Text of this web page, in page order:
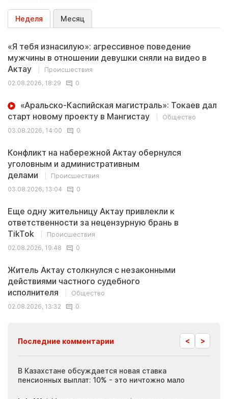
Неделя Месяц
«Я тебя изнасилую»: агрессивное поведение
мужчины в отношении девушки сняли на видео в
Актау
Происшествия
02.08.2026, 18:29
0
«Аральско-Каспийская магистраль»: Токаев дал
старт новому проекту в Мангистау
Общество
03.08.2026, 14:00
0
Конфликт на набережной Актау обернулся
уголовным и административным
делами
Происшествия
03.08.2026, 13:04
0
Еще одну жительницу Актау привлекли к
ответственности за нецензурную брань в
TikTok
Происшествия
02.08.2026, 19:48
0
Житель Актау столкнулся с незаконными
действиями частного судебного
исполнителя
Общество
02.08.2026, 13:32
0
Последние комментарии < >
В Казахстане обсуждается новая ставка
пенсионных выплат: 10% - это ничтожно мало